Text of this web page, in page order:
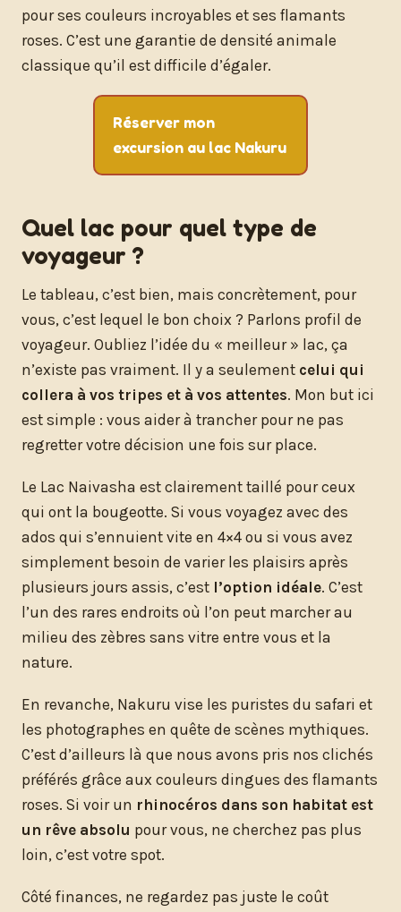
pour ses couleurs incroyables et ses flamants
roses. C’est une garantie de densité animale
classique qu’il est difficile d’égaler.
Réserver mon
excursion au lac Nakuru
Quel lac pour quel type de
voyageur ?
Le tableau, c’est bien, mais concrètement, pour
vous, c’est lequel le bon choix ? Parlons profil de
voyageur. Oubliez l’idée du « meilleur » lac, ça
n’existe pas vraiment. Il y a seulement celui qui
collera à vos tripes et à vos attentes. Mon but ici
est simple : vous aider à trancher pour ne pas
regretter votre décision une fois sur place.
Le Lac Naivasha est clairement taillé pour ceux
qui ont la bougeotte. Si vous voyagez avec des
ados qui s’ennuient vite en 4×4 ou si vous avez
simplement besoin de varier les plaisirs après
plusieurs jours assis, c’est l’option idéale. C’est
l’un des rares endroits où l’on peut marcher au
milieu des zèbres sans vitre entre vous et la
nature.
En revanche, Nakuru vise les puristes du safari et
les photographes en quête de scènes mythiques.
C’est d’ailleurs là que nous avons pris nos clichés
préférés grâce aux couleurs dingues des flamants
roses. Si voir un rhinocéros dans son habitat est
un rêve absolu pour vous, ne cherchez pas plus
loin, c’est votre spot.
Côté finances, ne regardez pas juste le coût